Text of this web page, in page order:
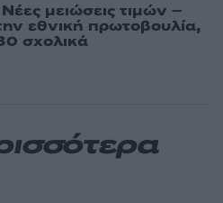
μειώσεις τιμών –
εθνική πρωτοβουλία,
σχολικά